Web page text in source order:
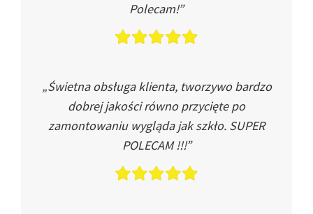
Polecam!”
„Świetna obsługa klienta, tworzywo bardzo
dobrej jakości równo przycięte po
zamontowaniu wygląda jak szkło. SUPER
POLECAM !!!”